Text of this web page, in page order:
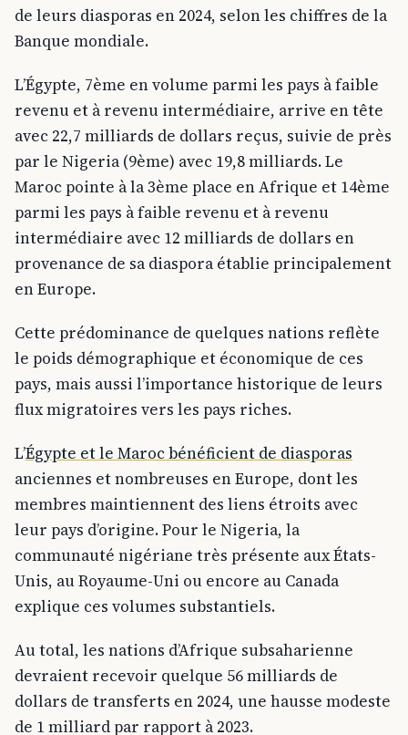
de leurs diasporas en 2024, selon les chiffres de la
Banque mondiale.
L’Égypte, 7ème en volume parmi les pays à faible
revenu et à revenu intermédiaire, arrive en tête
avec 22,7 milliards de dollars reçus, suivie de près
par le Nigeria (9ème) avec 19,8 milliards. Le
Maroc pointe à la 3ème place en Afrique et 14ème
parmi les pays à faible revenu et à revenu
intermédiaire avec 12 milliards de dollars en
provenance de sa diaspora établie principalement
en Europe.
Cette prédominance de quelques nations reflète
le poids démographique et économique de ces
pays, mais aussi l’importance historique de leurs
flux migratoires vers les pays riches.
L’Égypte et le Maroc bénéficient de diasporas
anciennes et nombreuses en Europe, dont les
membres maintiennent des liens étroits avec
leur pays d’origine. Pour le Nigeria, la
communauté nigériane très présente aux États-
Unis, au Royaume-Uni ou encore au Canada
explique ces volumes substantiels.
Au total, les nations d’Afrique subsaharienne
devraient recevoir quelque 56 milliards de
dollars de transferts en 2024, une hausse modeste
de 1 milliard par rapport à 2023.